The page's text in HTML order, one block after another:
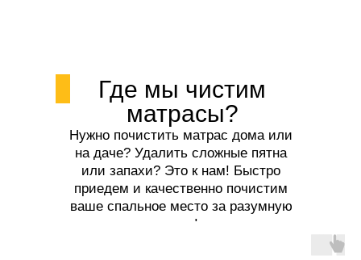
Где мы чистим
матрасы?
Нужно почистить матрас дома или
на даче? Удалить сложные пятна
или запахи? Это к нам! Быстро
приедем и качественно почистим
ваше спальное место за разумную
цену!